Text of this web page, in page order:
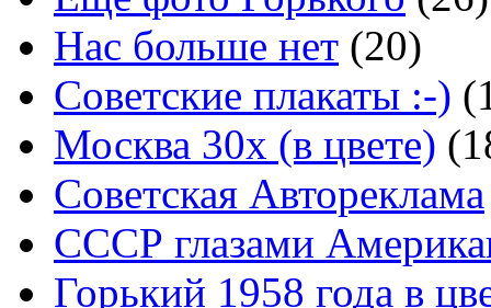
Нас больше нет (20)
Советские плакаты :-)
Москва 30x (в цвете)
Советская Автореклама
СССР глазами
Горький 1958 года в